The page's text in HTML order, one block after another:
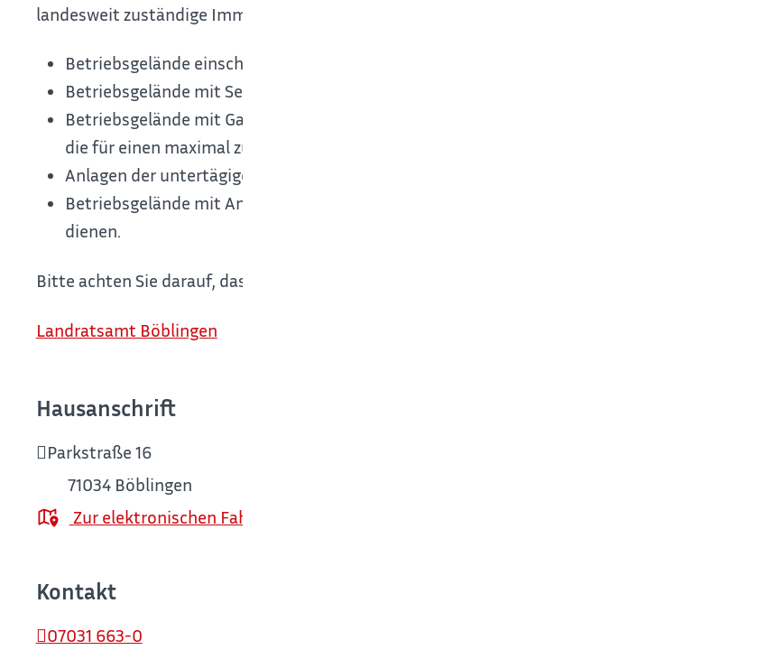
landesweit zuständige Immissionsschutzbehörde für
Betriebsgelände einschließlich der darauf befindlichen Anlagen und Tätigkeiten, die der
Betriebsgelände mit Seilschwebebahnen und Standseilbahnen, die dem Personenverkehr
Betriebsgelände mit Gashochdruckleitungen, die als Energieanlagen im Sinne des
die für einen maximal zulässigen Betriebsdruck von mehr als 16 bar ausgelegt sind,
Anlagen der untertägigen Abfallentsorgung und
Betriebsgelände mit Anlagen, die der Herstellung, wesentlichen Erweiterung und
dienen.
Bitte achten Sie darauf, dass Sie die Anzeige bei der für Ihr Betriebsgelände zuständigen
Landratsamt Böblingen
Hausanschrift
Parkstraße 16
71034 Böblingen
Zur elektronischen Fahrplanauskunft
Kontakt
07031 663-0